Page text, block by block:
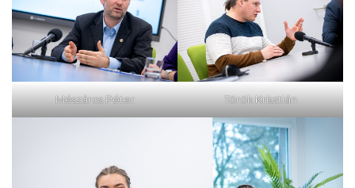
Mészáros Péter Török Krisztián